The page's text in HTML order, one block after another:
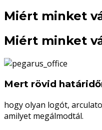
Miért minket
Miért minket
Mert rövid
hogy olyan logót,
amilyet megálmodtál.